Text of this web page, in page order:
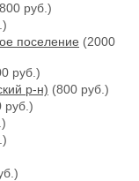
руб.)
поселение (2000
руб.)
р-н) (800 руб.)
руб.)